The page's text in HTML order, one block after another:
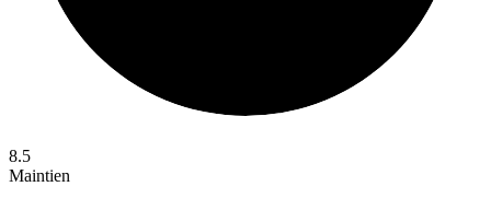
8.5
Maintien